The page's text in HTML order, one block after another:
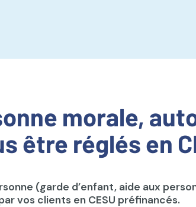
morale,
être réglés en
(garde d’enfant, aide aux
vos clients en CESU préfinancés.